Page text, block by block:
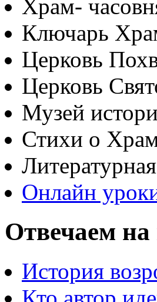
Храм-
Ключарь
Церковь
Церковь
Музей
Стихи о
Онлайн
Отвечаем
История